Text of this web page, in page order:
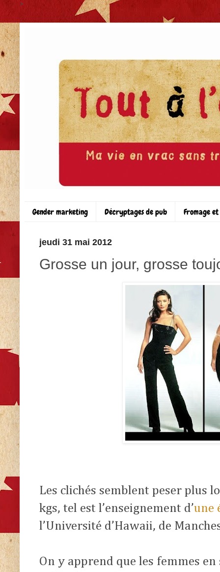
>
Gender marketing Décryptages de pub Fromage
jeudi 31 mai 2012
Grosse un jour, grosse
Les clichés semblent peser plus
kgs, tel est l’enseignement d’une
l’Université d’Hawaii, de
On y apprend que les femmes